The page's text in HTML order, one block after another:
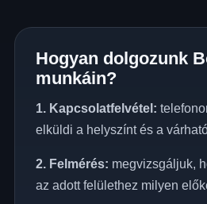
Hogyan dolgozunk
munkáin?
1. Kapcsolatfelvétel:
elküldi a helyszínt és a
2. Felmérés: megvizsgáljuk,
az adott felülethez milyen